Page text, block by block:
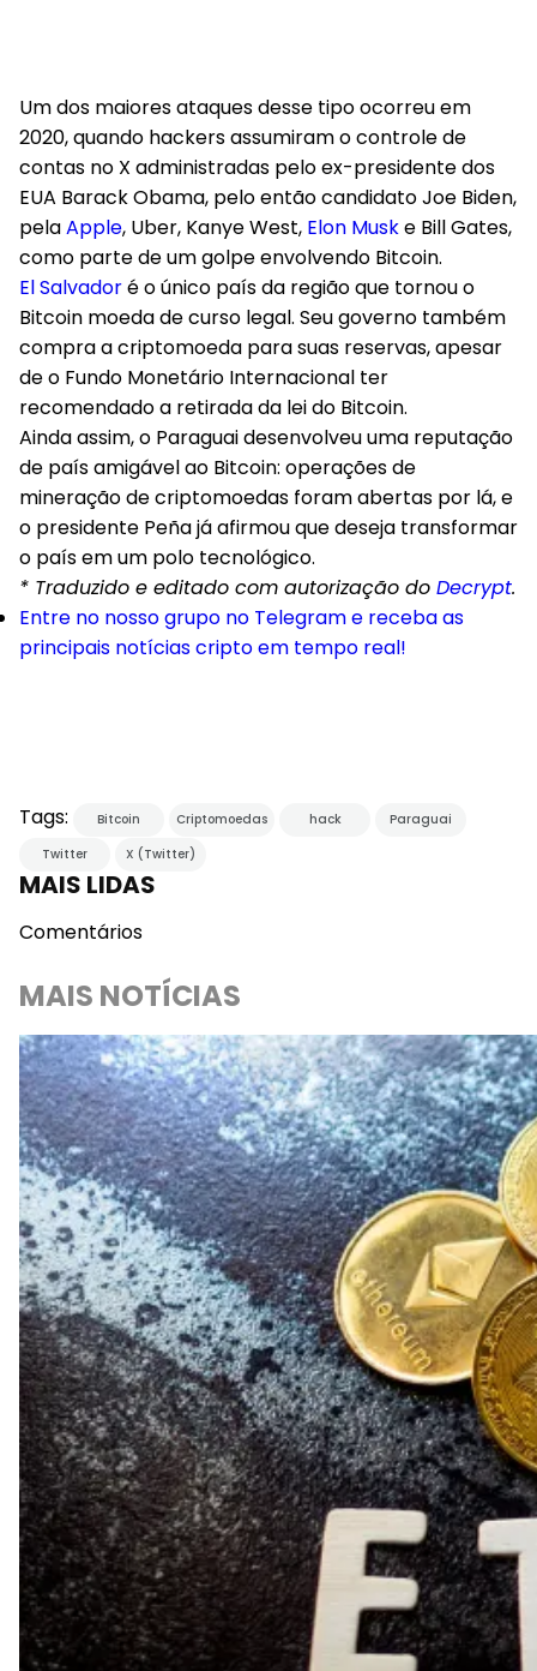
Um dos maiores ataques desse tipo ocorreu em
2020, quando hackers assumiram o controle de
contas no X administradas pelo ex-presidente dos
EUA Barack Obama, pelo então candidato Joe Biden,
pelaApple, Uber, Kanye West, Elon Muske Bill Gates,
como parte de um golpe envolvendo Bitcoin.
El Salvadoré o único país da região que tornou o
Bitcoin moeda de curso legal. Seu governo também
compra a criptomoeda para suas reservas, apesar
de o Fundo Monetário Internacional ter
recomendado a retirada da lei do Bitcoin.
Ainda assim, o Paraguai desenvolveu uma reputação
de país amigável ao Bitcoin: operações de
mineração de criptomoedas foram abertas por lá, e
o presidente Peña já afirmou que deseja transformar
o país em um polo tecnológico.
* Traduzido e editado com autorização do Decrypt.
Entre no nosso grupo no Telegram e receba as
principais notícias cripto em tempo real!
Tags: Bitcoin Criptomoedas hack
Paraguai
Twitter
X (Twitter)
MAIS LIDAS
Comentários
MAIS NOTÍCIAS